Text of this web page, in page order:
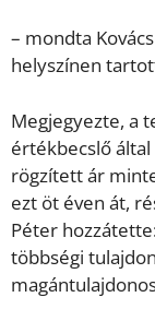
– mondta
helyszínen
Megjegyezte, a
értékbecslő
rögzített ár
ezt öt éven át,
Péter
többségi